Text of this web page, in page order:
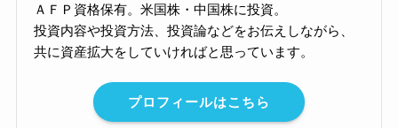
ＡＦＰ資格保有。米国株・中国株に投資。
投資内容や投資方法、投資論などをお伝えしながら、
共に資産拡大をしていければと思っています。
プロフィールはこちら